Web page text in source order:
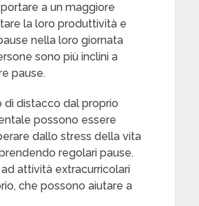
a un maggiore
la loro produttività e
nella loro giornata
sono più inclini a
pause.
di distacco dal proprio
possono essere
dallo stress della vita
regolari pause.
attività extracurricolari
che possono aiutare a